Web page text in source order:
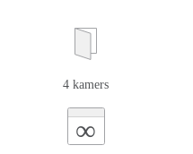
4 kamers
∞